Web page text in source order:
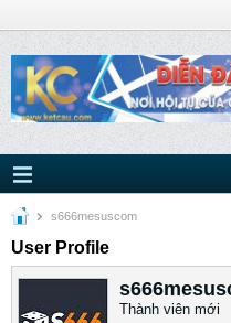
s666mesuscom
User Profile
Thành viên mới